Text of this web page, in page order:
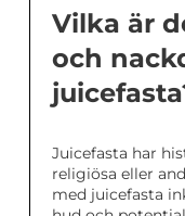
Vilka är
och
Juicefasta har
religiösa eller
med juicefasta